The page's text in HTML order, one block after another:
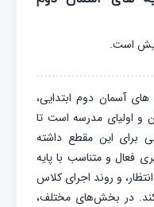
است.
آسمان دوم ابتدایی،
و اولیای مدرسه است تا
برای این مقطع داشته
فعال و متناسب با پایه
و روند اجرای کلاس
در بخش‌های مختلف،